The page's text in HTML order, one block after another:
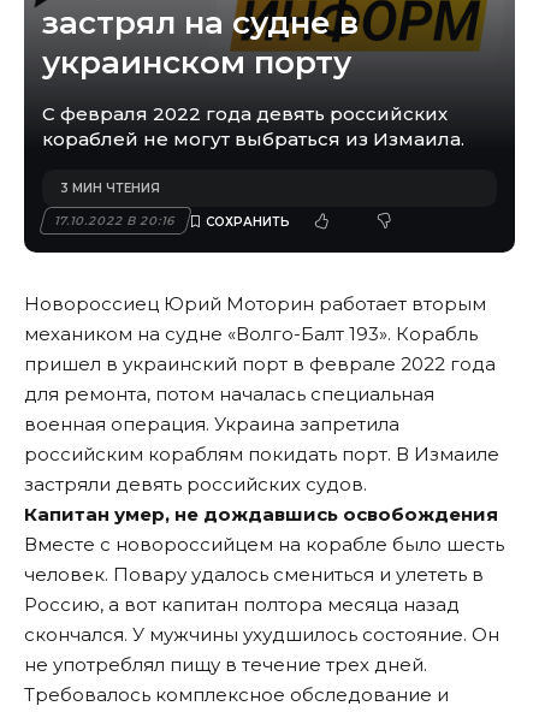
застрял на судне в
украинском порту
С февраля 2022 года девять российских
кораблей не могут выбраться из Измаила.
17.10.2022 В 20:16
3 МИН ЧТЕНИЯ
Новороссиец Юрий Моторин работает вторым
механиком на судне «Волго-Балт 193». Корабль
пришел в украинский порт в феврале 2022 года
для ремонта, потом началась специальная
военная операция. Украина запретила
российским кораблям покидать порт. В Измаиле
застряли девять российских судов.
Капитан умер, не дождавшись освобождения
Вместе с новороссийцем на корабле было шесть
человек. Повару удалось смениться и улететь в
Россию, а вот капитан полтора месяца назад
скончался. У мужчины ухудшилось состояние. Он
не употреблял пищу в течение трех дней.
Требовалось комплексное обследование и